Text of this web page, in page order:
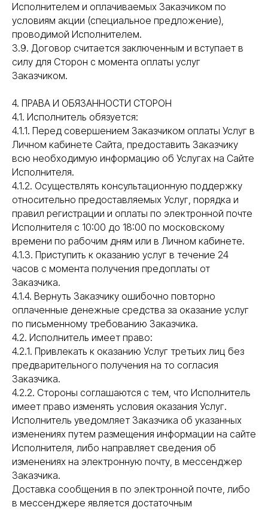
Исполнителем и оплачиваемых Заказчиком по
условиям акции (специальное предложение),
проводимой Исполнителем.
3.9. Договор считается заключенным и вступает в
силу для Сторон с момента оплаты услуг
Заказчиком.
4. ПРАВА И ОБЯЗАННОСТИ СТОРОН
4.1. Исполнитель обязуется:
4.1.1. Перед совершением Заказчиком оплаты Услуг в
Личном кабинете Сайта, предоставить Заказчику
всю необходимую информацию об Услугах на Сайте
Исполнителя.
4.1.2. Осуществлять консультационную поддержку
относительно предоставляемых Услуг, порядка и
правил регистрации и оплаты по электронной почте
Исполнителя с 10:00 до 18:00 по московскому
времени по рабочим дням или в Личном кабинете.
4.1.3. Приступить к оказанию услуг в течение 24
часов с момента получения предоплаты от
Заказчика.
4.1.4. Вернуть Заказчику ошибочно повторно
оплаченные денежные средства за оказание услуг
по письменному требованию Заказчика.
4.2. Исполнитель имеет право:
4.2.1. Привлекать к оказанию Услуг третьих лиц без
предварительного получения на то согласия
Заказчика.
4.2.2. Стороны соглашаются с тем, что Исполнитель
имеет право изменять условия оказания Услуг.
Исполнитель уведомляет Заказчика об указанных
изменениях путем размещения информации на сайте
Исполнителя, либо направляет сведения об
изменениях на электронную почту, в мессенджер
Заказчика.
Доставка сообщения в по электронной почте, либо
в мессенджере является достаточным